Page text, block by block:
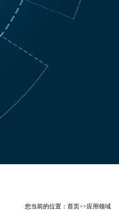
您当前的位置： 首页>>应用领域